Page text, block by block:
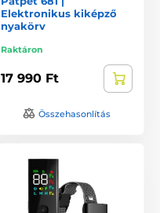
Elektronikus kiképző
nyakörv
Raktáron
17 990 Ft
Összehasonlítás